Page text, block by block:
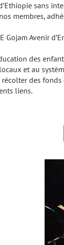
sans
membres,
Avenir
des
et au
des
liens.